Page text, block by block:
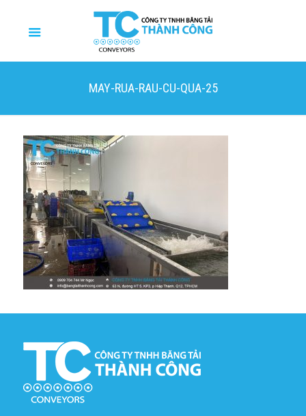
MAY-RUA-RAU-CU-QUA-25